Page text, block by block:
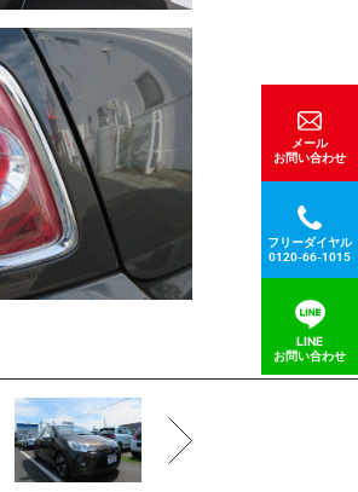
メール
お問い合わせ
フリーダイヤル
0120-66-1015
LINE
お問い合わせ